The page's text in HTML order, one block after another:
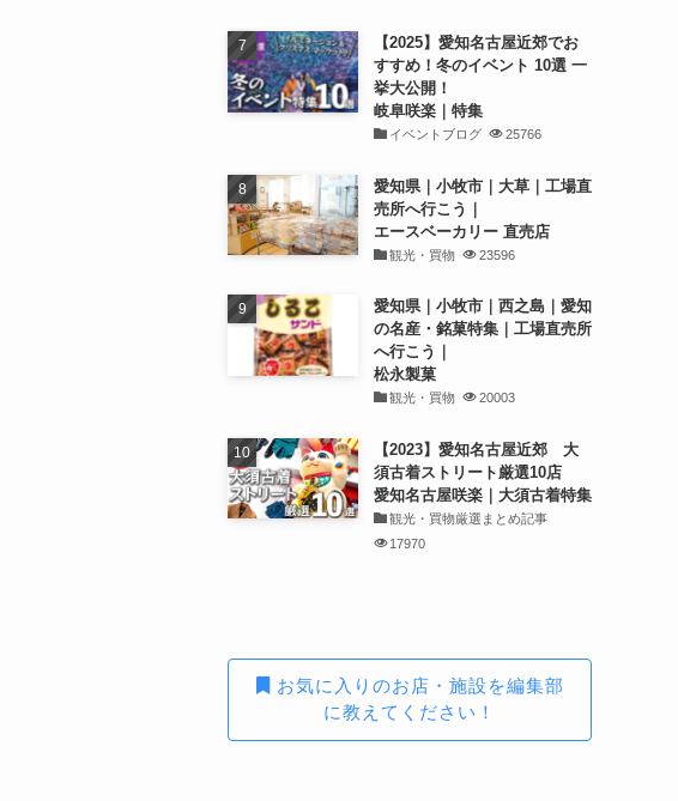
【2025】愛知名古屋近郊でお
すすめ！冬のイベント 10選 一
挙大公開！
岐阜咲楽｜特集
イベントブログ 25766
愛知県｜小牧市｜大草｜工場直
売所へ行こう｜
エースベーカリー 直売店
観光・買物 23596
愛知県｜小牧市｜西之島｜愛知
の名産・銘菓特集｜工場直売所
へ行こう｜
松永製菓
観光・買物 20003
【2023】愛知名古屋近郊 大
須古着ストリート厳選10店
愛知名古屋咲楽｜大須古着特集
観光・買物厳選まとめ記事
17970
お気に入りのお店・施設を編集部
に教えてください！